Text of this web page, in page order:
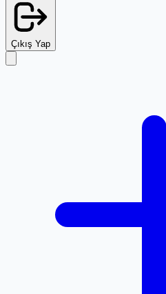
Çıkış Yap